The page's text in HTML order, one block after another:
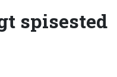
spisested